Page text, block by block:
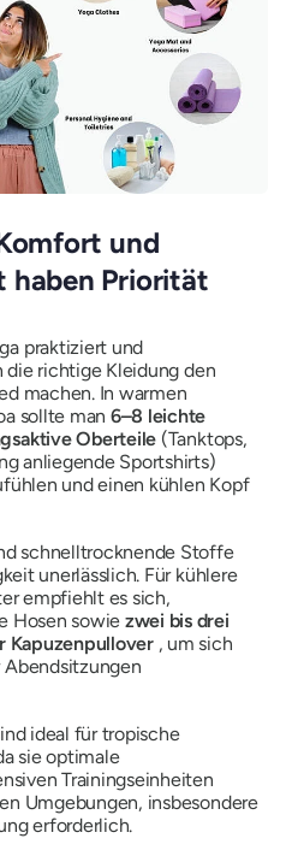
und
Priorität
praktiziert und
richtige Kleidung den
machen. In warmen
sollte man 6–8 leichte
Oberteile (Tanktops,
anliegende Sportshirts)
und einen kühlen Kopf
schnelltrocknende Stoffe
unerlässlich. Für kühlere
empfiehlt es sich,
Hosen sowie zwei bis drei
Kapuzenpullover, um sich
ideal für tropische
sie optimale
Trainingseinheiten
Umgebungen, insbesondere
erforderlich.